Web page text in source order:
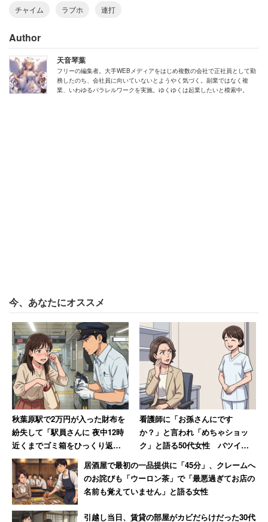
チャイム ラブホ 連打
Author
天音琴葉
フリーの編集者。大手WEBメディアをはじめ複数の会社で正社員として勤
務したのち、会社員に向いていないとようやく気づく。副業ではなく複
業、いわゆるパラレルワークを実施。ゆくゆくは起業したいと模索中。
今、あなたにオススメ
秋葉原駅で2万円が入った財布を
紛失して「駅員さんに 夜中12時
近くまでゴミ箱をひっくり返し
てもらいました」 30年後も忘
れられない話
看護師に「お孫さんにです
か？」と言われ「めちゃショッ
ク」と語る50代女性 バツイチ
ちゃんに見えたの？」
居酒屋で最初の一品提供に「45分」、クレームへ
のお詫びも「ウーロン茶」で「最悪過ぎてお店の
名前も覚えていません」と語る女性
引越し当日、賃貸の部屋がカビだらけだった30代